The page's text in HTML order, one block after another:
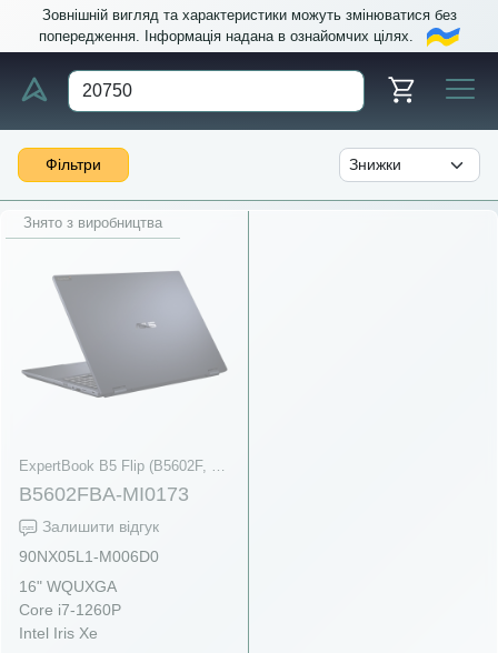
Зовнішній вигляд та характеристики можуть змінюватися без
попередження. Інформація надана в ознайомчих цілях.
Фільтри
Знято з виробництва
B5602FBA-MI0173
Залишити відгук
90NX05L1-M006D0
16" WQUXGA
Core i7-1260P
Intel Iris Xe